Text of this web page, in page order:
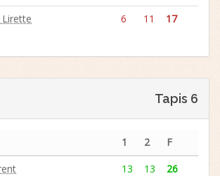
6 11 17
Tapis 6
1 2
F
13 13
26